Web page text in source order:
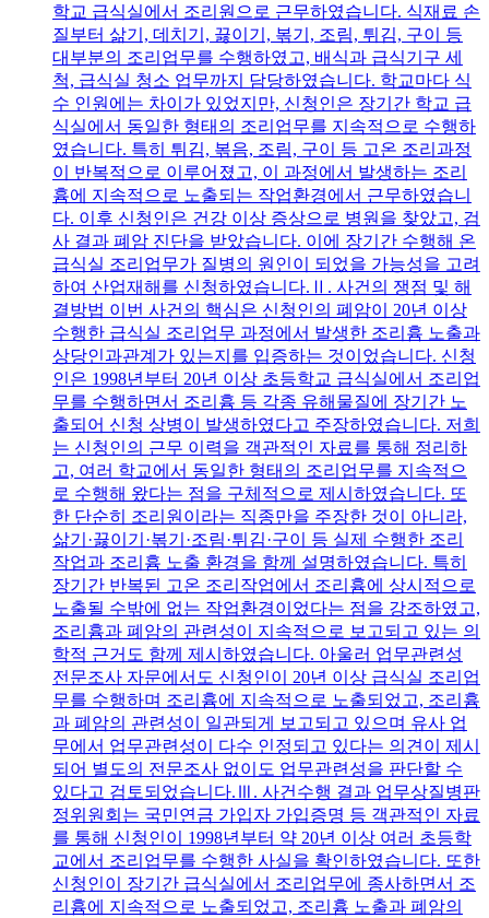
학교 급식실에서 조리원으로 근무하였습니다. 식재료 손
질부터 삶기, 데치기, 끓이기, 볶기, 조림, 튀김, 구이 등
대부분의 조리업무를 수행하였고, 배식과 급식기구 세
척, 급식실 청소 업무까지 담당하였습니다. 학교마다 식
수 인원에는 차이가 있었지만, 신청인은 장기간 학교 급
식실에서 동일한 형태의 조리업무를 지속적으로 수행하
였습니다. 특히 튀김, 볶음, 조림, 구이 등 고온 조리과정
이 반복적으로 이루어졌고, 이 과정에서 발생하는 조리
흄에 지속적으로 노출되는 작업환경에서 근무하였습니
다. 이후 신청인은 건강 이상 증상으로 병원을 찾았고, 검
사 결과 폐암 진단을 받았습니다. 이에 장기간 수행해 온
급식실 조리업무가 질병의 원인이 되었을 가능성을 고려
하여 산업재해를 신청하였습니다.Ⅱ. 사건의 쟁점 및 해
결방법 이번 사건의 핵심은 신청인의 폐암이 20년 이상
수행한 급식실 조리업무 과정에서 발생한 조리흄 노출과
상당인과관계가 있는지를 입증하는 것이었습니다. 신청
인은 1998년부터 20년 이상 초등학교 급식실에서 조리업
무를 수행하면서 조리흄 등 각종 유해물질에 장기간 노
출되어 신청 상병이 발생하였다고 주장하였습니다. 저희
는 신청인의 근무 이력을 객관적인 자료를 통해 정리하
고, 여러 학교에서 동일한 형태의 조리업무를 지속적으
로 수행해 왔다는 점을 구체적으로 제시하였습니다. 또
한 단순히 조리원이라는 직종만을 주장한 것이 아니라,
삶기·끓이기·볶기·조림·튀김·구이 등 실제 수행한 조리
작업과 조리흄 노출 환경을 함께 설명하였습니다. 특히
장기간 반복된 고온 조리작업에서 조리흄에 상시적으로
노출될 수밖에 없는 작업환경이었다는 점을 강조하였고,
조리흄과 폐암의 관련성이 지속적으로 보고되고 있는 의
학적 근거도 함께 제시하였습니다. 아울러 업무관련성
전문조사 자문에서도 신청인이 20년 이상 급식실 조리업
무를 수행하며 조리흄에 지속적으로 노출되었고, 조리흄
과 폐암의 관련성이 일관되게 보고되고 있으며 유사 업
무에서 업무관련성이 다수 인정되고 있다는 의견이 제시
되어 별도의 전문조사 없이도 업무관련성을 판단할 수
있다고 검토되었습니다.Ⅲ. 사건수행 결과 업무상질병판
정위원회는 국민연금 가입자 가입증명 등 객관적인 자료
를 통해 신청인이 1998년부터 약 20년 이상 여러 초등학
교에서 조리업무를 수행한 사실을 확인하였습니다. 또한
신청인이 장기간 급식실에서 조리업무에 종사하면서 조
리흄에 지속적으로 노출되었고, 조리흄 노출과 폐암의